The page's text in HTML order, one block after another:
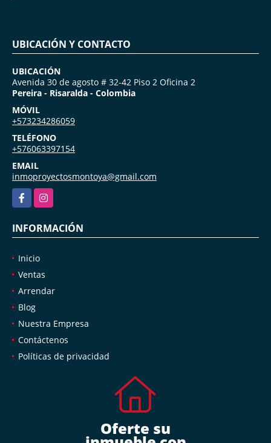
UBICACIÓN Y CONTACTO
UBICACIÓN
Avenida 30 de agosto # 32-42 Piso 2 Oficina 2
Pereira - Risaralda - Colombia
MÓVIL
+573234286059
TELÉFONO
+576063397154
EMAIL
inmoproyectosmontoya@gmail.com
FacebookInstagram
INFORMACIÓN
Inicio
Ventas
Arrendar
Blog
Nuestra Empresa
Contáctenos
Políticas de privacidad
Oferte su